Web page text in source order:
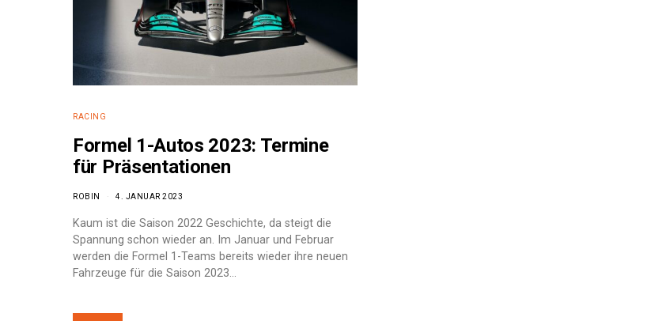
RACING
Formel 1-Autos 2023: Termine
für Präsentationen
ROBIN 4. JANUAR 2023
Kaum ist die Saison 2022 Geschichte, da steigt die
Spannung schon wieder an. Im Januar und Februar
werden die Formel 1-Teams bereits wieder ihre neuen
Fahrzeuge für die Saison 2023…